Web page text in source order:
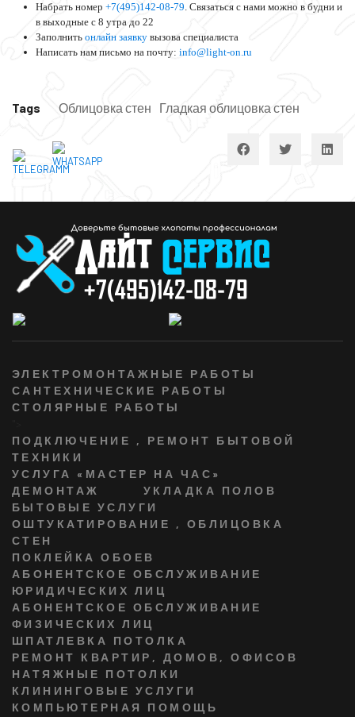
Набрать номер +7(495)142-08-79. Связаться с нами можно в будни и
в выходные с 8 утра до 22
Заполнить онлайн заявку вызова специалиста
Написать нам письмо на почту: info@light-on.ru
Tags Облицовка стен Гладкая облицовка стен
ЭЛЕКТРОМОНТАЖНЫЕ РАБОТЫ
САНТЕХНИЧЕСКИЕ РАБОТЫ
СТОЛЯРНЫЕ РАБОТЫ
ПОДКЛЮЧЕНИЕ , РЕМОНТ БЫТОВОЙ
ТЕХНИКИ
УСЛУГА «МАСТЕР НА ЧАС»
ДЕМОНТАЖ
УКЛАДКА ПОЛОВ
БЫТОВЫЕ УСЛУГИ
ОШТУКАТИРОВАНИЕ , ОБЛИЦОВКА
СТЕН
ПОКЛЕЙКА ОБОЕВ
АБОНЕНТСКОЕ ОБСЛУЖИВАНИЕ
ЮРИДИЧЕСКИХ ЛИЦ
АБОНЕНТСКОЕ ОБСЛУЖИВАНИЕ
ФИЗИЧЕСКИХ ЛИЦ
ШПАТЛЕВКА ПОТОЛКА
РЕМОНТ КВАРТИР, ДОМОВ, ОФИСОВ
НАТЯЖНЫЕ ПОТОЛКИ
КЛИНИНГОВЫЕ УСЛУГИ
КОМПЬЮТЕРНАЯ ПОМОЩЬ